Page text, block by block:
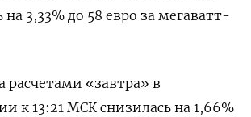
3,33% до 58 евро за мегаватт-
расчетами «завтра» в
к 13:21 МСК снизилась на 1,66%